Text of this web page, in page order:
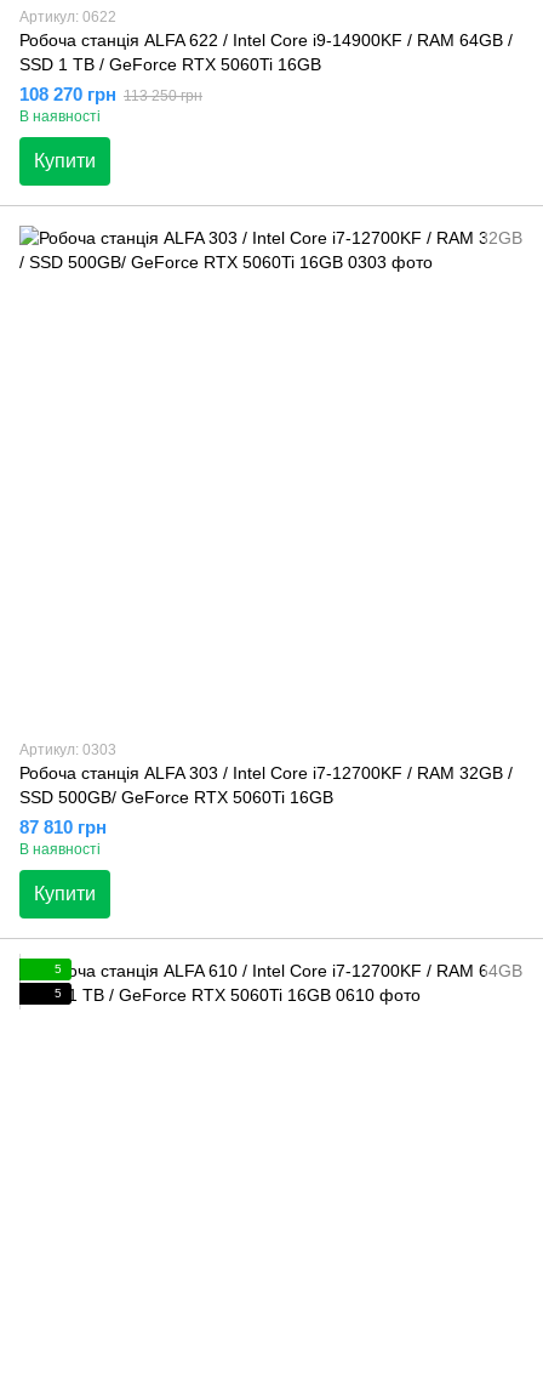
Артикул: 0622
Робоча станція ALFA 622 / Intel Core i9-14900KF / RAM 64GB /
SSD 1 TB / GeForce RTX 5060Ti 16GB
108 270 грн 113 250 грн
В наявності
Купити
Артикул: 0303
Робоча станція ALFA 303 / Intel Core i7-12700KF / RAM 32GB /
SSD 500GB/ GeForce RTX 5060Ti 16GB
87 810 грн
В наявності
Купити
5
5